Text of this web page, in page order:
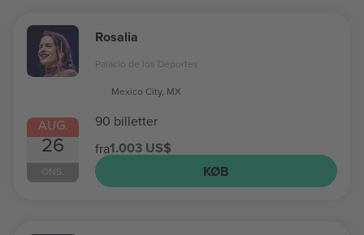
AUG.
26
ONS.
Rosalia
Palacio de los Deportes
Mexico City, MX
90 billetter
fra1.003 US$
KØB